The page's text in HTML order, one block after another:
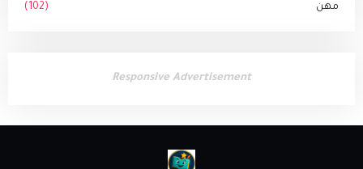
مهن (102)
Responsive Advertisement